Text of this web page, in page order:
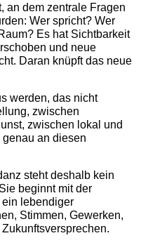
an dem zentrale Fragen
Wer spricht? Wer
Es hat Sichtbarkeit
und neue
Daran knüpft das neue
werden, das nicht
zwischen
zwischen lokal und
an diesen
steht deshalb kein
beginnt mit der
ein lebendiger
Stimmen, Gewerken,